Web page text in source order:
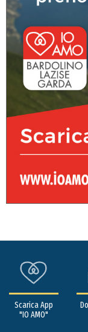
Scarica App
"IO AMO"